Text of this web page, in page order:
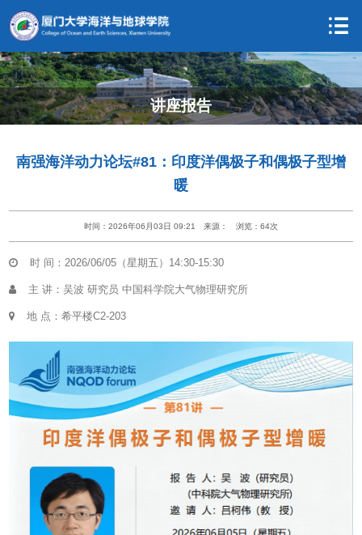
讲座报告
南强海洋动力论坛#81：印度洋偶极子和偶极子型增
暖
时间：2026年06月03日 09:21 来源： 浏览： 64次
时 间：2026/06/05（星期五）14:30-15:30
主 讲：吴波 研究员 中国科学院大气物理研究所
地 点：希平楼C2-203